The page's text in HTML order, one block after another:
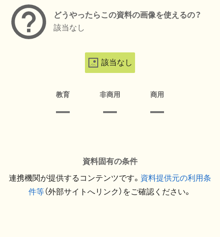
どうやったらこの資料の画像を使えるの？
該当なし
該当なし
教育 非商用 商用
資料固有の条件
連携機関が提供するコンテンツです。 資料提供元の利用条
件等（外部サイトへリンク）をご確認ください。